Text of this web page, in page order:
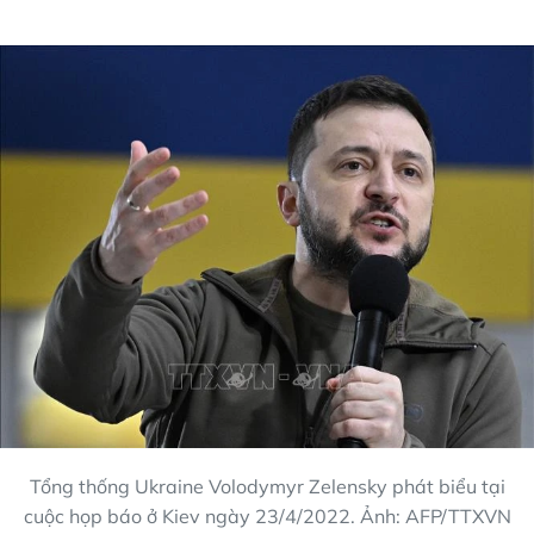
Tổng thống Ukraine Volodymyr Zelensky phát biểu tại
cuộc họp báo ở Kiev ngày 23/4/2022. Ảnh: AFP/TTXVN